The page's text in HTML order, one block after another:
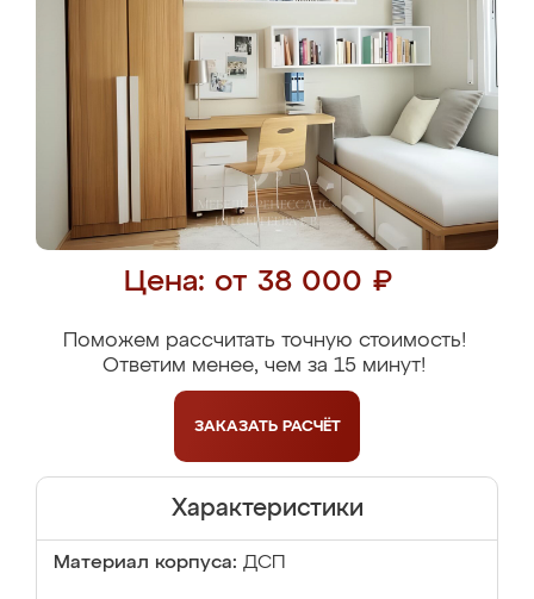
Цена: от 38 000 ₽
Поможем рассчитать точную стоимость!
Ответим менее, чем за 15 минут!
ЗАКАЗАТЬ РАСЧЁТ
Характеристики
Материал корпуса: ДСП